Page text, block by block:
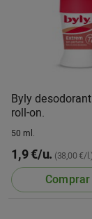
Byly
roll-on.
50 ml.
1,9 €/u. (38,00 €/
Comprar